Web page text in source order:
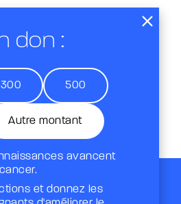
don :
300 500
Autre montant
avancent
et donnez les